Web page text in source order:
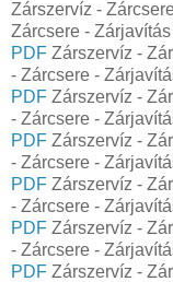
Zárszervíz -
Zárcsere - Zárjavítás
PDF Zárszervíz -
- Zárcsere -
PDF Zárszervíz -
- Zárcsere -
PDF Zárszervíz -
- Zárcsere -
PDF Zárszervíz -
- Zárcsere -
PDF Zárszervíz -
- Zárcsere -
PDF Zárszervíz -